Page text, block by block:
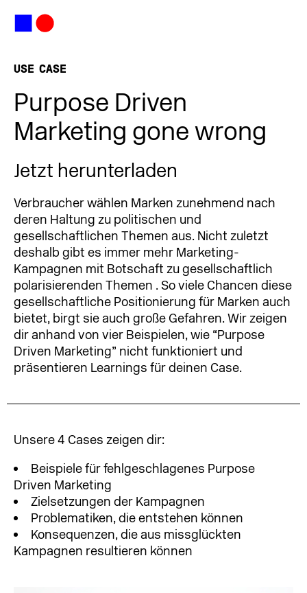
USE CASE
Purpose Driven
Marketing gone wrong
Jetzt herunterladen
Verbraucher wählen Marken zunehmend nach
deren Haltung zu politischen und
gesellschaftlichen Themen aus. Nicht zuletzt
deshalb gibt es immer mehr Marketing-
Kampagnen mit Botschaft zu gesellschaftlich
polarisierenden Themen . So viele Chancen diese
gesellschaftliche Positionierung für Marken auch
bietet, birgt sie auch große Gefahren. Wir zeigen
dir anhand von vier Beispielen, wie “Purpose
Driven Marketing” nicht funktioniert und
präsentieren Learnings für deinen Case.
Unsere 4 Cases zeigen dir:
Beispiele für fehlgeschlagenes Purpose
Driven Marketing
Zielsetzungen der Kampagnen
Problematiken, die entstehen können
Konsequenzen, die aus missglückten
Kampagnen resultieren können